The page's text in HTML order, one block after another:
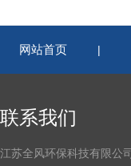
网站首页 |
联系我们
江苏全风环保科技有限公司